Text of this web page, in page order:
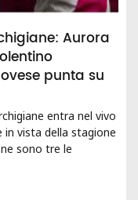
Aurora
punta su
entra nel vivo
vista della stagione
sono tre le